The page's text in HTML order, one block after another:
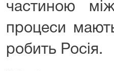
частиною
процеси
робить Росія.